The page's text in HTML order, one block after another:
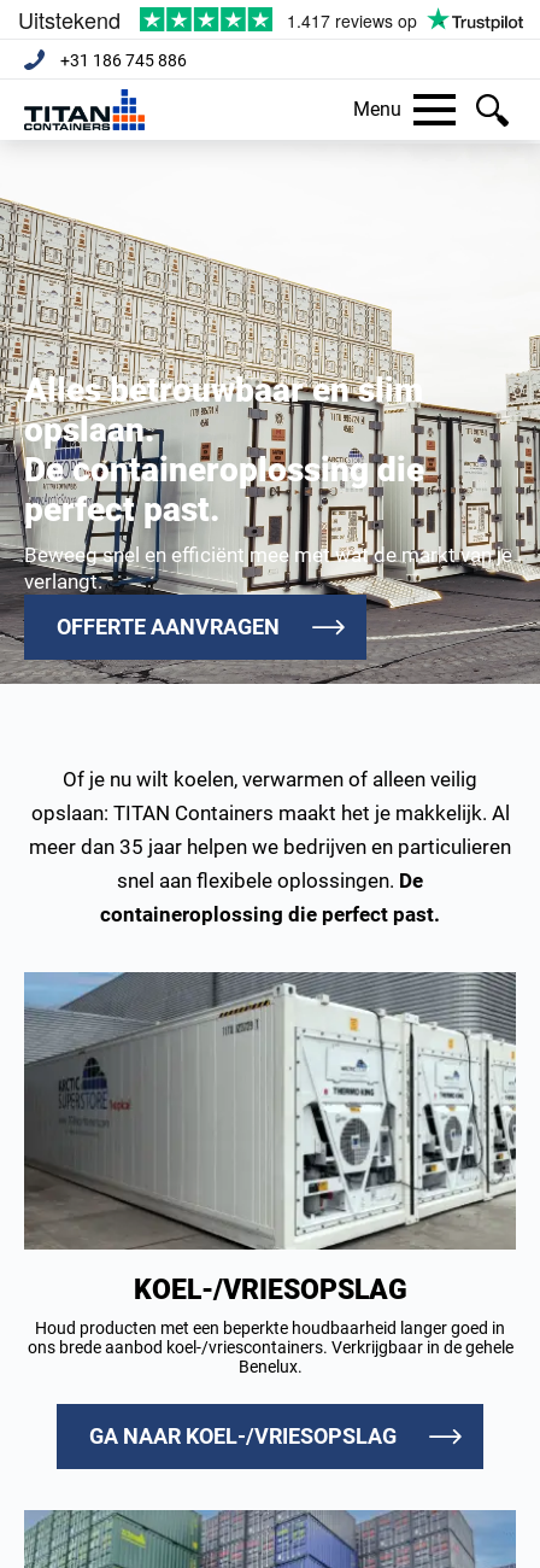
+31 186 745 886
Menu
Alles betrouwbaar en slim
opslaan.
De containeroplossing die
perfect past.
Beweeg snel en efficiënt mee met wat de markt van je
verlangt.
OFFERTE AANVRAGEN
Of je nu wilt koelen, verwarmen of alleen veilig
opslaan: TITAN Containers maakt het je makkelijk. Al
meer dan 35 jaar helpen we bedrijven en particulieren
snel aan flexibele oplossingen. De
containeroplossing die perfect past.
KOEL-/VRIESOPSLAG
Houd producten met een beperkte houdbaarheid langer goed in
ons brede aanbod koel-/vriescontainers. Verkrijgbaar in de gehele
Benelux.
GA NAAR KOEL-/VRIESOPSLAG